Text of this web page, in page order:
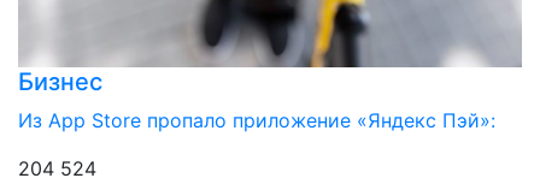
Бизнес
Из App Store пропало приложение «Яндекс Пэй»:
204 524